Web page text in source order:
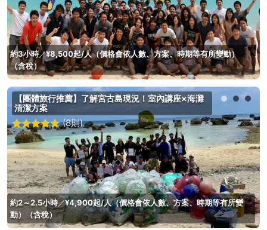
約3小時／¥8,500起/人（價格會依人數、方案、時期等有所變動）
（含稅）
【團體旅行推薦】了解宮古島現況！室內講座×海灘
清潔方案
(8則)
約2～2.5小時／¥4,900起/人（價格會依人數、方案、時期等有所變
動）（含稅）